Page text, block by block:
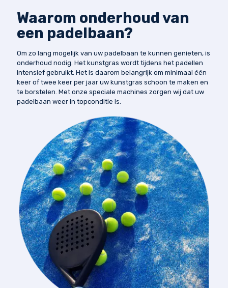
Waarom onderhoud van
een padelbaan?
Om zo lang mogelijk van uw padelbaan te kunnen genieten, is
onderhoud nodig. Het kunstgras wordt tijdens het padellen
intensief gebruikt. Het is daarom belangrijk om minimaal één
keer of twee keer per jaar uw kunstgras schoon te maken en
te borstelen. Met onze speciale machines zorgen wij dat uw
padelbaan weer in topconditie is.